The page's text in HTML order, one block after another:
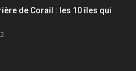
de Corail : les 10 îles qui